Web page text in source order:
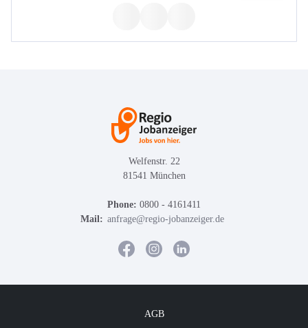
Welfenstr. 22
81541 München
Phone: 0800 - 4161411
Mail: anfrage@regio-jobanzeiger.de
AGB